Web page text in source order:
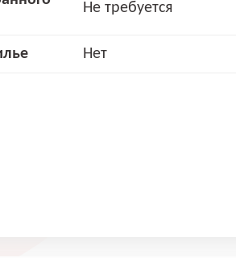
Не требуется
Нет